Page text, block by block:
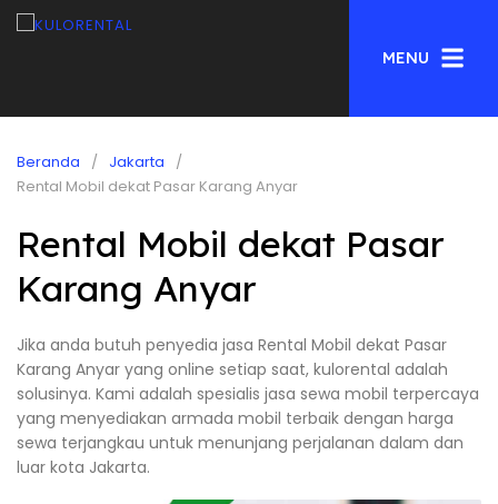
MENU
Beranda
Jakarta
Rental Mobil dekat Pasar Karang Anyar
Rental Mobil dekat Pasar
Karang Anyar
Jika anda butuh penyedia jasa Rental Mobil dekat Pasar
Karang Anyar yang online setiap saat, kulorental adalah
solusinya. Kami adalah spesialis jasa sewa mobil terpercaya
yang menyediakan armada mobil terbaik dengan harga
sewa terjangkau untuk menunjang perjalanan dalam dan
luar kota Jakarta.